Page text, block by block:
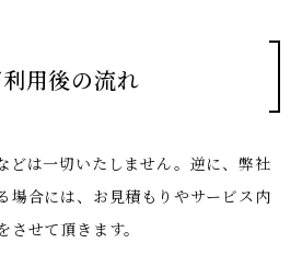
用後の流れ
どは一切いたしません。 逆に、弊社
場合には、お見積もりやサービス内
せて頂きます。